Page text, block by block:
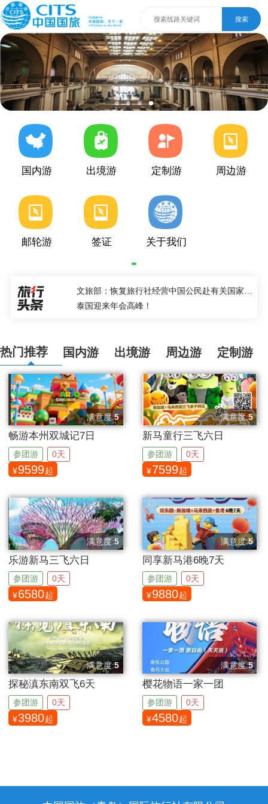
搜索
国内游 出境游 定制游 周边游
邮轮游 签证 关于我们
泰国迎来年会高峰！
热门推荐 国内游 出境游 周边游 定制游
满意度:5
畅游本州双城记7日
参团游
0天
¥9599起
满意度:5
新马童行三飞六日
参团游
0天
¥7599起
满意度:5
乐游新马三飞六日
参团游
0天
¥6580起
满意度:5
同享新马港6晚7天
参团游
0天
¥9880起
满意度:5
探秘滇东南双飞6天
参团游
0天
¥3980起
满意度:5
樱花物语一家一团
参团游
0天
¥4580起